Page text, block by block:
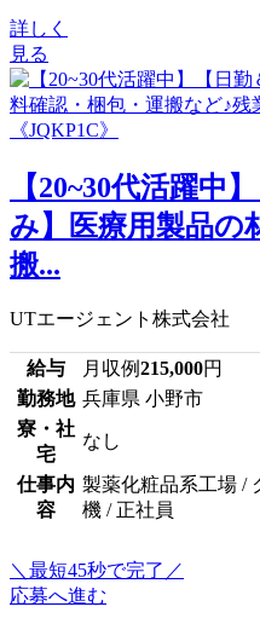
詳しく
見る
【20~30代活躍中
み】医療用製品の
搬...
UTエージェント株式会社
給与 月収例215,000円
勤務地 兵庫県 小野市
寮・社
宅
なし
仕事内
容
製薬化粧品系工場 /
機 / 正社員
＼最短45秒で完了／
応募へ進む